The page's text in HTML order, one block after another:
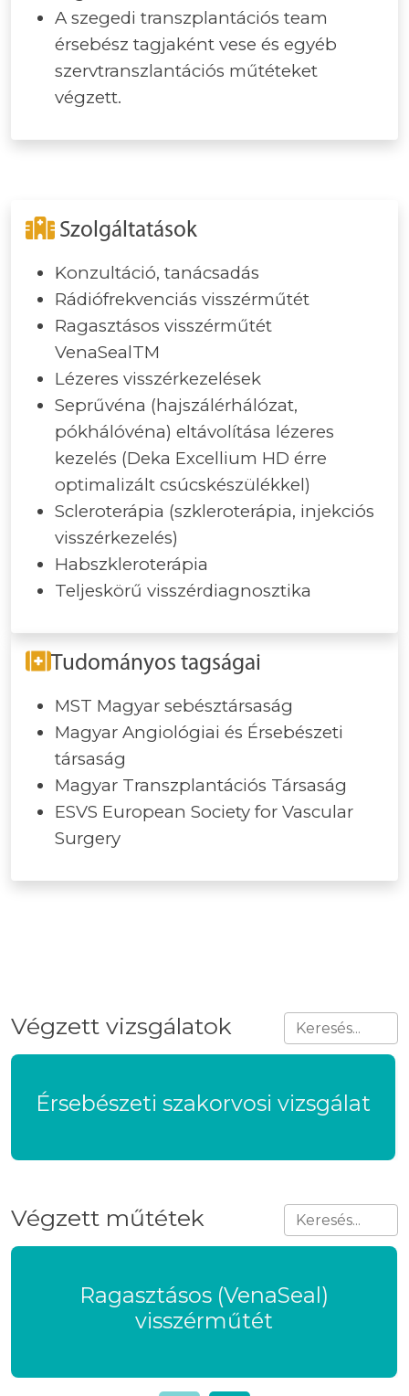
A szegedi transzplantációs team
érsebész tagjaként vese és egyéb
szervtranszlantációs műtéteket
végzett.
Szolgáltatások
Konzultáció, tanácsadás
Rádiófrekvenciás visszérműtét
Ragasztásos visszérműtét
VenaSealTM
Lézeres visszérkezelések
Seprűvéna (hajszálérhálózat,
pókhálóvéna) eltávolítása lézeres
kezelés (Deka Excellium HD érre
optimalizált csúcskészülékkel)
Scleroterápia (szkleroterápia, injekciós
visszérkezelés)
Habszkleroterápia
Teljeskörű visszérdiagnosztika
Tudományos tagságai
MST Magyar sebésztársaság
Magyar Angiológiai és Érsebészeti
társaság
Magyar Transzplantációs Társaság
ESVS European Society for Vascular
Surgery
Végzett vizsgálatok
Érsebészeti szakorvosi vizsgálat
Végzett műtétek
Ragasztásos (VenaSeal)
visszérműtét